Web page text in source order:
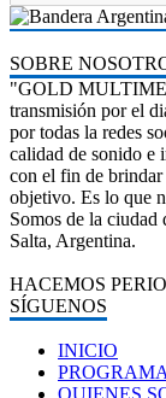
SOBRE
"GOLD
transmisión por el
por todas la redes
calidad de sonido e
con el fin de
objetivo. Es lo que
Somos de la
Salta, Argentina.
HACEMOS
SÍGUENOS
INICIO
QUIENES